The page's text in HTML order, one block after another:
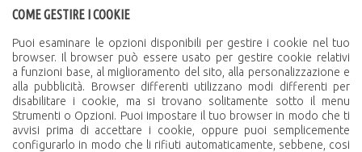
COME GESTIRE I COOKIE
Puoi esaminare le opzioni disponibili per gestire i cookie nel tuo
browser. Il browser può essere usato per gestire cookie relativi
a funzioni base, al miglioramento del sito, alla personalizzazione e
alla pubblicità. Browser differenti utilizzano modi differenti per
disabilitare i cookie, ma si trovano solitamente sotto il menu
Strumenti o Opzioni. Puoi impostare il tuo browser in modo che ti
avvisi prima di accettare i cookie, oppure puoi semplicemente
configurarlo in modo che li rifiuti automaticamente, sebbene, cosi